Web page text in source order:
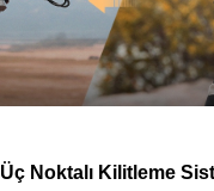
Üç Noktalı Kilitleme